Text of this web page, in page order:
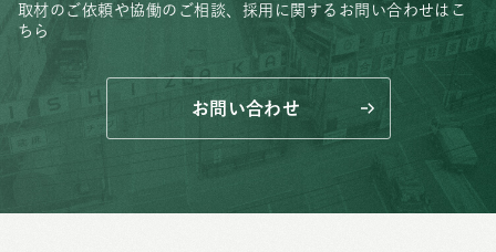
取材のご依頼や協働のご相談、 採用に関するお問い合わせはこ
ちら
お問い合わせ